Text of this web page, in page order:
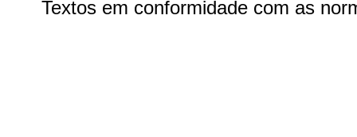
Textos em conformidade com as